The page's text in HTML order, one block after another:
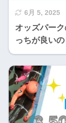
6月 5, 2025
オッズパー
っちが良いの